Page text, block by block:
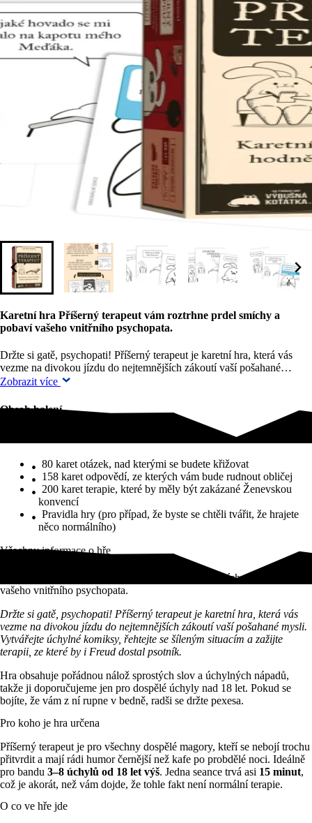
Karetní hra Příšerný terapeut vám roztrhne prdel smíchy a
pobaví vašeho vnitřního psychopata.
Držte si gatě, psychopati! Příšerný terapeut je karetní hra, která vás
vezme na divokou jízdu do nejtemnějších zákoutí vaší pošahané…
Zobrazit více
Obsah balení
80 karet otázek, nad kterými se budete křižovat
158 karet odpovědí, ze kterých vám bude rudnout obličej
200 karet terapie, které by měly být zakázané Ženevskou
konvencí
Pravidla hry (pro případ, že byste se chtěli tvářit, že hrajete
něco normálního)
Všechny informace o hře
Karetní hra Příšerný terapeut vám roztrhne prdel smíchy a pobaví
vašeho vnitřního psychopata.
Držte si gatě, psychopati! Příšerný terapeut je karetní hra, která vás
vezme na divokou jízdu do nejtemnějších zákoutí vaší pošahané mysli.
Vytvářejte úchylné komiksy, řehtejte se šíleným situacím a zažijte
terapii, ze které by i Freud dostal psotník.
Hra obsahuje pořádnou nálož sprostých slov a úchylných nápadů,
takže ji doporučujeme jen pro dospělé úchyly nad 18 let. Pokud se
bojíte, že vám z ní rupne v bedně, radši se držte pexesa.
Pro koho je hra určena
Příšerný terapeut je pro všechny dospělé magory, kteří se nebojí trochu
přitvrdit a mají rádi humor černější než kafe po probdělé noci. Ideálně
pro bandu 3–8 úchylů od 18 let výš. Jedna seance trvá asi 15 minut,
což je akorát, než vám dojde, že tohle fakt není normální terapie.
O co ve hře jde